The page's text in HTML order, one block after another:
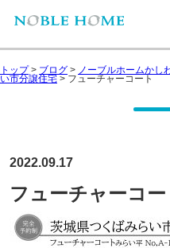
トップ> ブログ > ノーブルホームかし
い市分譲住宅 > フューチャーコート
2022.09.17
フューチャーコー